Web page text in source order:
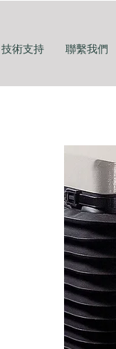
技術支持 聯繫我們